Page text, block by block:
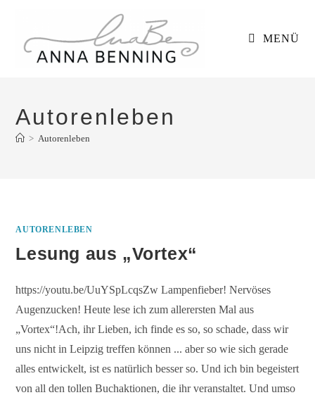
springen
MENÜ
Autorenleben
> Autorenleben
AUTORENLEBEN
Lesung aus „Vortex“
https://youtu.be/UuYSpLcqsZw Lampenfieber! Nervöses
Augenzucken! Heute lese ich zum allerersten Mal aus
„Vortex“!Ach, ihr Lieben, ich finde es so, so schade, dass wir
uns nicht in Leipzig treffen können ... aber so wie sich gerade
alles entwickelt, ist es natürlich besser so. Und ich bin begeistert
von all den tollen Buchaktionen, die ihr veranstaltet. Und umso